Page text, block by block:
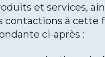
et services,
contactions à
ci-après :